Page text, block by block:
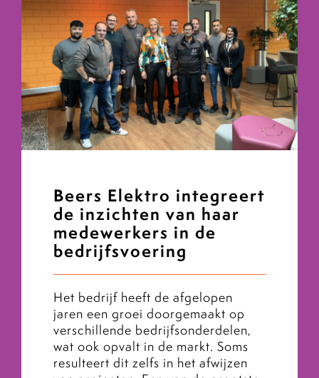
Beers Elektro integreert
de inzichten van haar
medewerkers in de
bedrijfsvoering
Het bedrijf heeft de afgelopen
jaren een groei doorgemaakt op
verschillende bedrijfsonderdelen,
wat ook opvalt in de markt. Soms
resulteert dit zelfs in het afwijzen